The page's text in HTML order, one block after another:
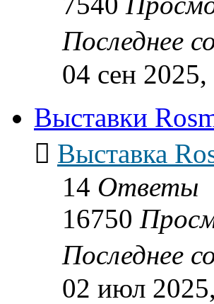
Последнее
04 сен
Выставки
Выставка
14 Ответы
16750
Последнее
02 июл